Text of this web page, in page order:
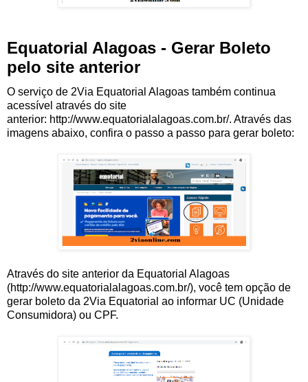
Equatorial Alagoas - Gerar Boleto
pelo site anterior
O serviço de 2Via Equatorial Alagoas também continua
acessível através do site
anterior: http://www.equatorialalagoas.com.br/. Através das
imagens abaixo, confira o passo a passo para gerar boleto:
Através do site anterior da Equatorial Alagoas
(http://www.equatorialalagoas.com.br/), você tem opção de
gerar boleto da 2Via Equatorial ao informar UC (Unidade
Consumidora) ou CPF.